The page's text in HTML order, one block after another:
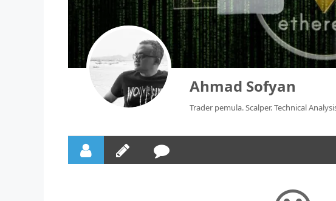
Ahmad Sofyan
Trader pemula. Scalper. Technical